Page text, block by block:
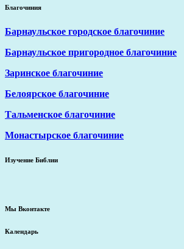
Благочиния
Барнаульское городское благочиние
Барнаульское пригородное благочиние
Заринское благочиние
Белоярское благочиние
Тальменское благочиние
Монастырское благочиние
Изучение Библии
Мы Вконтакте
Календарь